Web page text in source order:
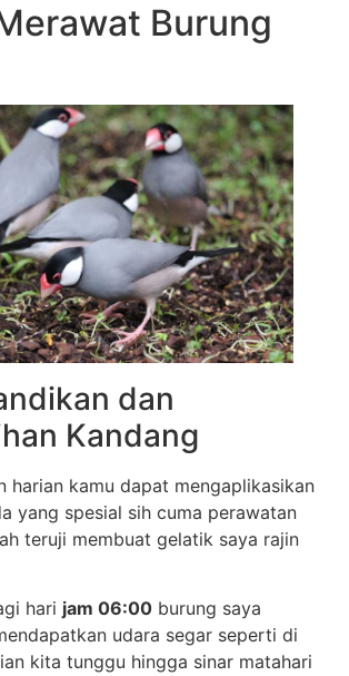
Burung
dan
Kandang
harian kamu dapat mengaplikasikan
yang spesial sih cuma perawatan
teruji membuat gelatik saya rajin
hari jam 06:00 burung saya
udara segar seperti di
kita tunggu hingga sinar matahari